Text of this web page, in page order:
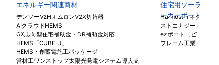
エネルギー関連商材
デンソーV2HオムロンV2X切替器
AIクラウドHEMS
GX志向型住宅補助金・DR補助金対応
HEMS「CUBE-J」
HEMS・創蓄電施工パッケージ
営材工ワンストップ太陽光発電システム導入支
住宅用ソーラ
ーカーポート
Harmost（ネク
ストエナジー）
ezポート（ビニ
フレーム工業）